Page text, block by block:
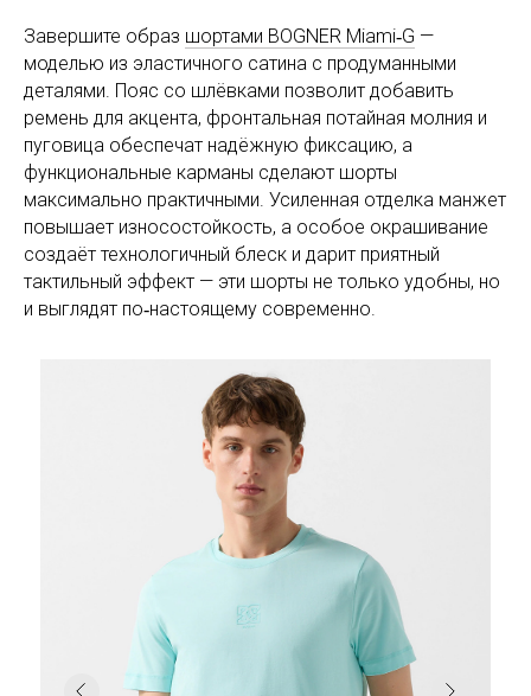
Завершите образ шортами BOGNER Miami‑G —
моделью из эластичного сатина с продуманными
деталями. Пояс со шлёвками позволит добавить
ремень для акцента, фронтальная потайная молния и
пуговица обеспечат надёжную фиксацию, а
функциональные карманы сделают шорты
максимально практичными. Усиленная отделка манжет
повышает износостойкость, а особое окрашивание
создаёт технологичный блеск и дарит приятный
тактильный эффект — эти шорты не только удобны, но
и выглядят по‑настоящему современно.